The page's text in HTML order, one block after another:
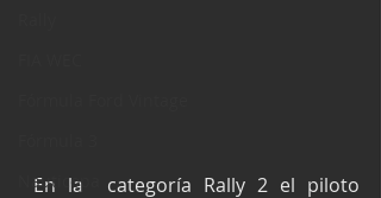
Nauticopa